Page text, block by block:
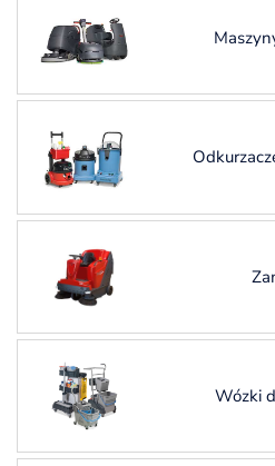
firm sprzątających
Wózki